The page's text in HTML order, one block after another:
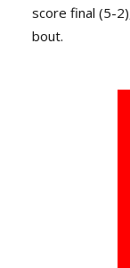
score final (5-
bout.